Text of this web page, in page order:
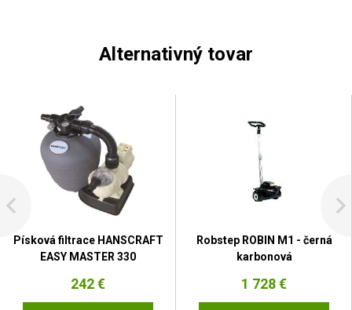
Alternativný tovar
Písková filtrace HANSCRAFT
EASY MASTER 330
242 €
Robstep ROBIN M1 - černá
karbonová
1 728 €